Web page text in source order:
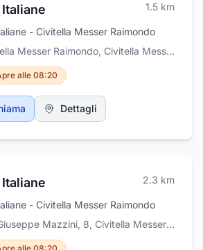
1.5 km
- Civitella Messer Raimondo
Messer Raimondo, Civitella Messer Raimondo
alle 08:20
Dettagli
2.3 km
- Civitella Messer Raimondo
Via Giuseppe Mazzini, 8, Civitella Messer Raimondo